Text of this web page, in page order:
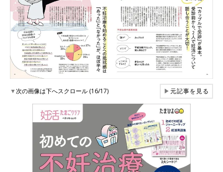
▼次の画像は下へスクロール (16/17) ▶元記事を見る